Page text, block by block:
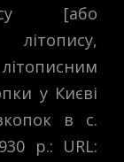
[або
у Києві
в с.
р.: URL: